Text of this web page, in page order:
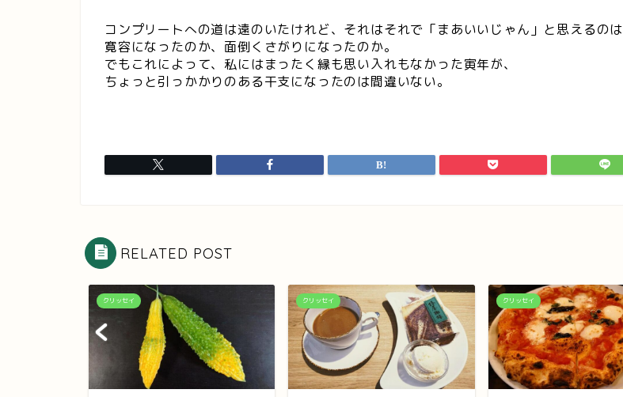
コンプリートへの道は遠のいたけれど、それはそれで「まあいいじゃん」と思えるのは
寛容になったのか、面倒くさがりになったのか。
でもこれによって、私にはまったく縁も思い入れもなかった寅年が、
ちょっと引っかかりのある干支になったのは間違いない。
RELATED POST
クリッセイ クリッセイ クリッセイ